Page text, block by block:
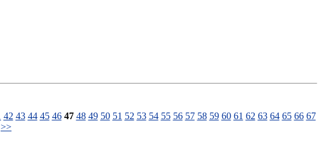
42 43 44 45 46 47 48 49 50 51 52 53 54 55 56 57 58 59 60 61 62 63 64 65 66 67
>>